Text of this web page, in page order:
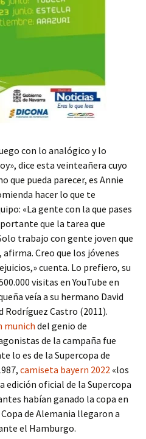
con lo analógico y lo
dice esta veinteañera cuyo
que pueda parecer, es Annie
hacer lo que te
«La gente con la que pases
que la tarea que
trabajo con gente joven que
Creo que los jóvenes
cuenta. Lo prefiero, su
visitas en YouTube en
veía a su hermano David
Rodríguez Castro (2011).
munich del genio de
de la campaña fue
lo es de la Supercopa de
camiseta bayern 2022 «los
edición oficial de la Supercopa
habían ganado la copa en
de Alemania llegaron a
el Hamburgo.